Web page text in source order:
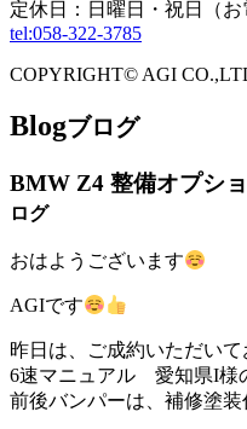
定休日：日曜日・祝日（お
tel:058-322-3785
COPYRIGHT© AGI
Blogブログ
BMW Z4 整備オプシ
ログ
おはようございます
AGIです
昨日は、ご成約いただい
6速マニュアル 愛知県I様
前後バンパーは、補修塗装